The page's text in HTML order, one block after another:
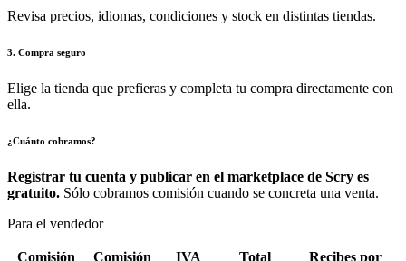
Revisa precios, idiomas, condiciones y stock en distintas tiendas.
3. Compra seguro
Elige la tienda que prefieras y completa tu compra directamente con
ella.
¿Cuánto cobramos?
Registrar tu cuenta y publicar en el marketplace de Scry es
gratuito. Sólo cobramos comisión cuando se concreta una venta.
Para el vendedor
Comisión
Comisión
IVA
Total
Recibes por